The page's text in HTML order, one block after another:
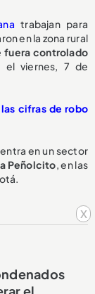
x
trabajan para
en la zona rural
fuera controlado
el viernes, 7 de
las cifras de robo
en un sector
Peñolcito, en las
el